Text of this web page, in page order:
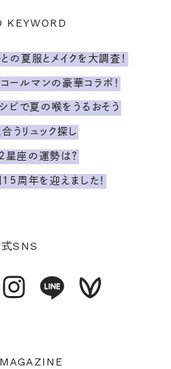
KEYWORD
の夏服とメイクを大調査！
ールマンの豪華コラボ！
ピで夏の喉をうるおそう
うリュック探し
座の運勢は？
周年を迎えました！
式SNS